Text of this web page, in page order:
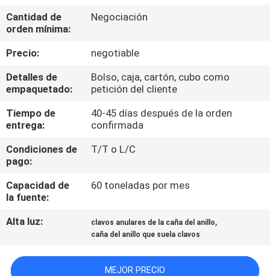
DE
CALIDAD
ÉNTRENOS
EN
CONTACTO
CON
PIDA
CITA
Cantidad de
orden mínima:
Negociación
Precio:
negotiable
Detalles de
empaquetado:
Bolso, caja, cartón, cubo como
petición del cliente
Tiempo de
entrega:
40-45 días después de la orden
confirmada
Condiciones de
pago:
T/T o L/C
Capacidad de
la fuente:
60 toneladas por mes
Alta luz: clavos anulares de la caña del anillo,
caña del anillo que suela clavos
MEJOR PRECIO